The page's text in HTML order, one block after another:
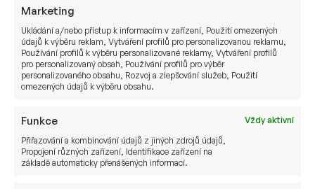
Marketing
Ukládání a/nebo přístup k informacím v zařízení, Použití omezených
údajů k výběru reklam, Vytváření profilů pro personalizovanou reklamu,
Používání profilů k výběru personalizované reklamy, Vytváření profilů
pro personalizovaný obsah, Používání profilů pro výběr
personalizovaného obsahu, Rozvoj a zlepšování služeb, Použití
omezených údajů k výběru obsahu.
Funkce
Vždy aktivní
Přiřazování a kombinování údajů z jiných zdrojů údajů,
Propojení různých zařízení, Identifikace zařízení na
základě automaticky přenášených informací.
hmotný majetek
nehmotný majetek
neexistující majetek
3.1 Svěřenský fond v ČR
Rekodifikací občanského zákoníku (zákon
č. 89/2012 Sb.) byl dne 1.1.2014 do české právní